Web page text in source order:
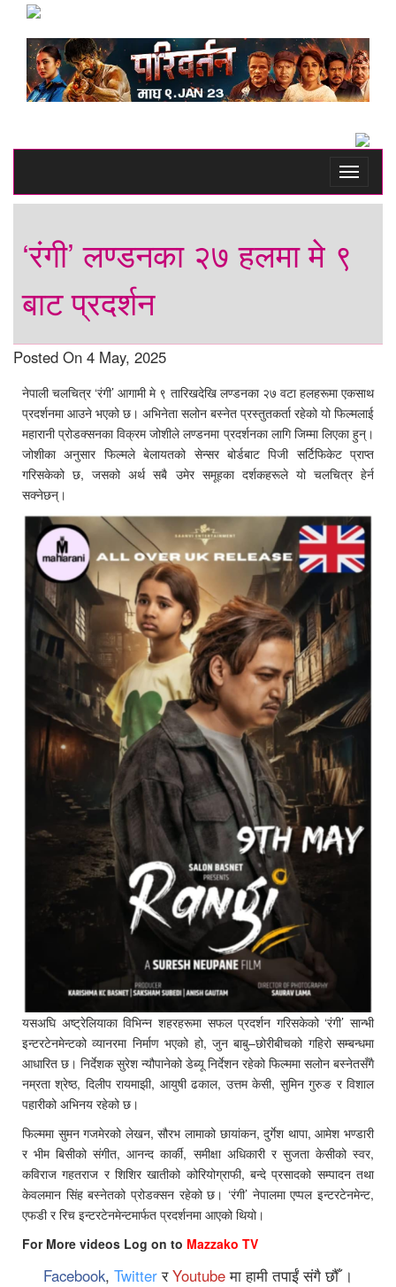
Toggle
‘रंगी’ लण्डनका २७ हलमा मे ९
बाट प्रदर्शन
Posted On 4 May, 2025
नेपाली चलचित्र ‘रंगी’ आगामी मे ९ तारिखदेखि लण्डनका २७ वटा हलहरूमा एकसाथ
प्रदर्शनमा आउने भएको छ। अभिनेता सलोन बस्नेत प्रस्तुतकर्ता रहेको यो फिल्मलाई
महारानी प्रोडक्सनका विक्रम जोशीले लण्डनमा प्रदर्शनका लागि जिम्मा लिएका हुन्।
जोशीका अनुसार फिल्मले बेलायतको सेन्सर बोर्डबाट पिजी सर्टिफिकेट प्राप्त
गरिसकेको छ, जसको अर्थ सबै उमेर समूहका दर्शकहरूले यो चलचित्र हेर्न
सक्नेछन्।
यसअघि अष्ट्रेलियाका विभिन्न शहरहरूमा सफल प्रदर्शन गरिसकेको ‘रंगी’ सान्भी
इन्टरटेनमेन्टको व्यानरमा निर्माण भएको हो, जुन बाबु–छोरीबीचको गहिरो सम्बन्धमा
आधारित छ। निर्देशक सुरेश न्यौपानेको डेब्यू निर्देशन रहेको फिल्ममा सलोन बस्नेतसँगै
नम्रता श्रेष्ठ, दिलीप रायमाझी, आयुषी ढकाल, उत्तम केसी, सुमिन गुरुङ र विशाल
पहारीको अभिनय रहेको छ।
फिल्ममा सुमन गजमेरको लेखन, सौरभ लामाको छायांकन, दुर्गेश थापा, आमेश भण्डारी
र भीम बिसीको संगीत, आनन्द कार्की, समीक्षा अधिकारी र सुजता केसीको स्वर,
कविराज गहतराज र शिशिर खातीको कोरियोग्राफी, बन्दे प्रसादको सम्पादन तथा
केवलमान सिंह बस्नेतको प्रोडक्सन रहेको छ। ‘रंगी’ नेपालमा एप्पल इन्टरटेनमेन्ट,
एफडी र रिच इन्टरटेनमेन्टमार्फत प्रदर्शनमा आएको थियो।
For More videos Log on to Mazzako TV
Facebook, TwitterरYoutubeमा हामी तपाईं संगै छौँ ।